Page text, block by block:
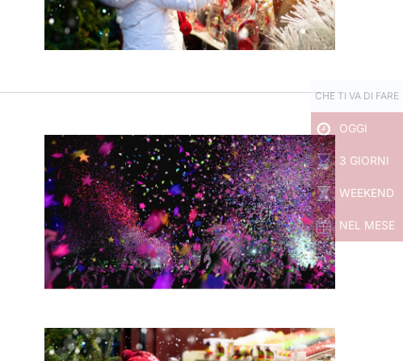
CHE TI VA DI FARE
OGGI
3 GIORNI
WEEKEND
NEL MESE